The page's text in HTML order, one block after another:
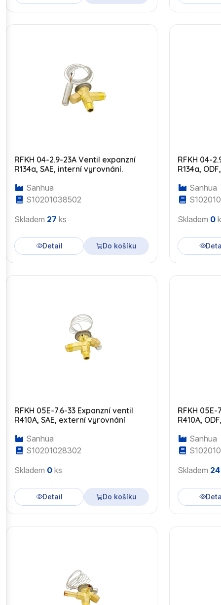
RFKH 04-2.9-23A Ventil expanzní
R134a, SAE, interní vyrovnání.
Sanhua
S10201038502
Skladem 27 ks
Detail Do košíku
RFKH 04-
R134a,
Sanhua
Skladem 0
RFKH 05E-7.6-33 Expanzní ventil
R410A, SAE, externí vyrovnání
Sanhua
S10201028302
Skladem 0 ks
Detail Do košíku
RFKH
R410A,
Sanhua
Skladem 24